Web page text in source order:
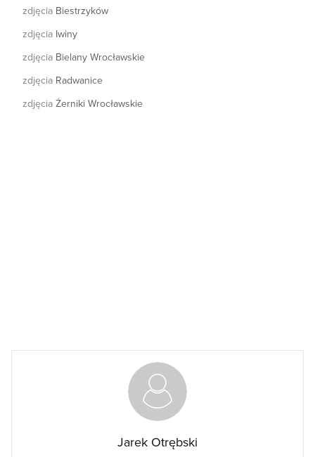
zdjęcia Biestrzyków
zdjęcia Iwiny
zdjęcia Bielany Wrocławskie
zdjęcia Radwanice
zdjęcia Żerniki Wrocławskie
Jarek Otrębski